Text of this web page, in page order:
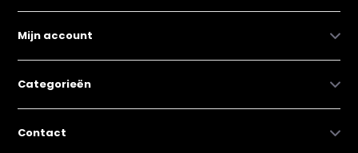
Mijn account
Categorieën
Contact